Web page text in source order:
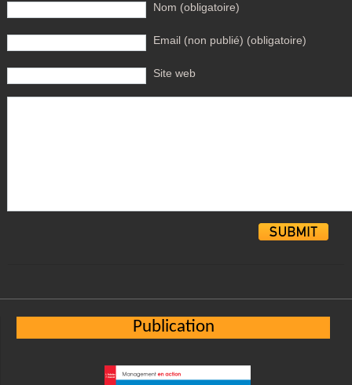
Nom (obligatoire)
Email (non publié) (obligatoire)
Site web
Publication